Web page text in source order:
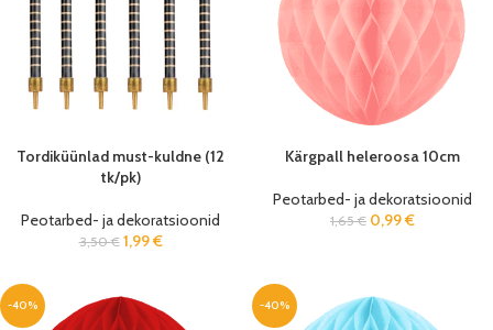
Tordiküünlad must-kuldne (12
tk/pk)
Peotarbed- ja dekoratsioonid
3,50€ 1,99€
Kärgpall heleroosa 10cm
Peotarbed- ja dekoratsioonid
1,65€ 0,99€
-40% -40%